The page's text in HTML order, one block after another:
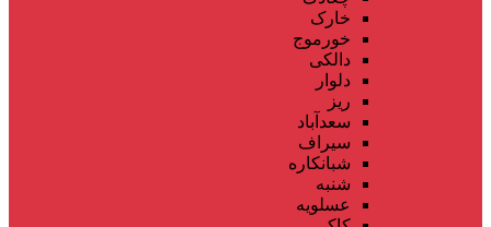
خارک
خورموج
دالکی
دلوار
ریز
سعدآباد
سیراف
شبانکاره
شنبه
عسلویه